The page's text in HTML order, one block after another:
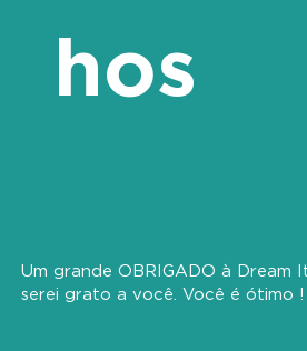
hos
Um grande OBRIGADO à Dream
serei grato a você. Você é ótimo